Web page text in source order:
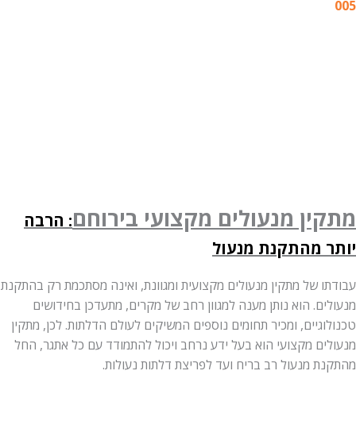
מנעולים מקצועי בירוחם: הרבה
מהתקנת מנעול
של מתקין מנעולים מקצועית ומגוונת, ואינה מסתכמת רק בהתקנת
הוא נותן מענה למגוון רחב של מקרים, מתעדכן בחידושים
ומכיר תחומים נוספים המשיקים לעולם הדלתות. לכן, מתקין
מקצועי הוא בעל ידע נרחב ויכול להתמודד עם כל אתגר, החל
מנעול רב בריח ועד לפריצת דלתות נעולות.